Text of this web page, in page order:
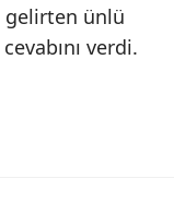
gelirten ünlü
verdi.